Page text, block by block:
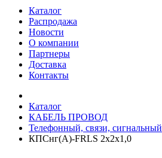
Каталог
Распродажа
Новости
О компании
Партнеры
Доставка
Контакты
Каталог
КАБЕЛЬ ПРОВОД
Телефонный, связи, сигнальный
КПСнг(А)-FRLS 2х2х1,0